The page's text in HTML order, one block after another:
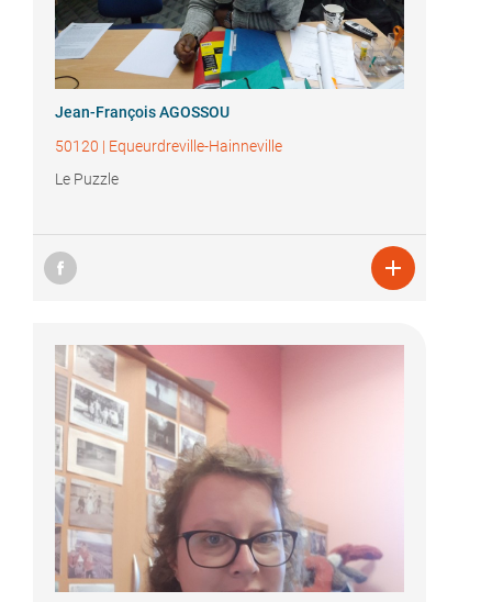
Jean-François AGOSSOU
50120 | Equeurdreville-Hainneville
Le Puzzle
